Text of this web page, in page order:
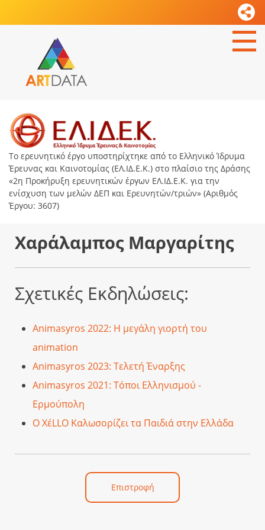
Το ερευνητικό έργο υποστηρίχτηκε από το Ελληνικό Ίδρυμα
Έρευνας και Καινοτομίας (ΕΛ.ΙΔ.Ε.Κ.) στο πλαίσιο της Δράσης
«2η Προκήρυξη ερευνητικών έργων ΕΛ.ΙΔ.Ε.Κ. για την
ενίσχυση των μελών ΔΕΠ και Ερευνητών/τριών» (Αριθμός
Έργου: 3607)
Χαράλαμπος Μαργαρίτης
Σχετικές Εκδηλώσεις:
Animasyros 2022: Η μεγάλη γιορτή του
animation
Animasyros 2023: Τελετή Έναρξης
Animasyros 2021: Τόποι Ελληνισμού -
Ερμούπολη
Ο ΧέLLO Καλωσορίζει τα Παιδιά στην Ελλάδα
Επιστροφή